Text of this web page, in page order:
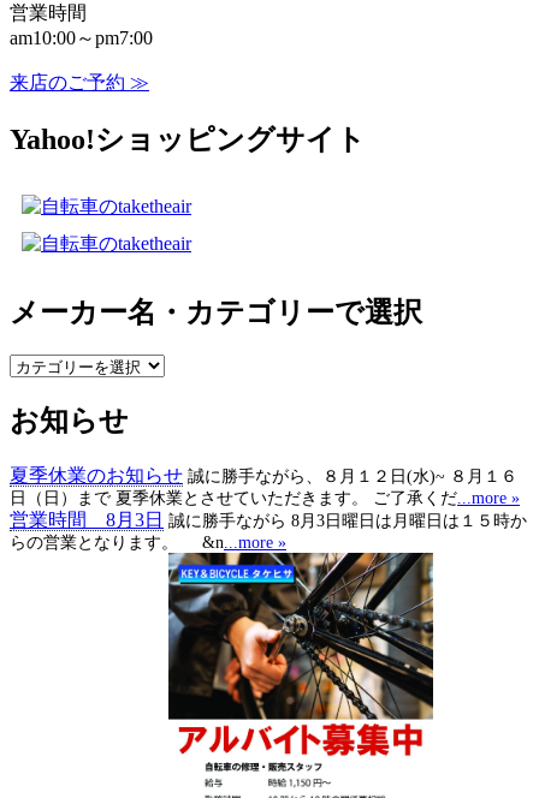
営業時間
am10:00～pm7:00
来店のご予約 ≫
Yahoo!ショッピングサイト
メーカー名・カテゴリーで選択
メ
カ
ー
名・
カ
テ
ゴ
お知らせ
夏季休業のお知らせ 誠に勝手ながら、８月１２日(水)~ ８月１６
日（日）まで 夏季休業とさせていただきます。 ご了承くだ...more »
営業時間 8月3日 誠に勝手ながら 8月3日曜日は月曜日は１５時か
らの営業となります。 &n...more »